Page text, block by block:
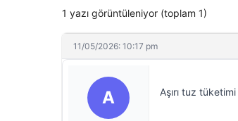
1 yazı görüntüleniyor (toplam 1)
11/05/2026: 10:17 pm
A Aşırı tuz